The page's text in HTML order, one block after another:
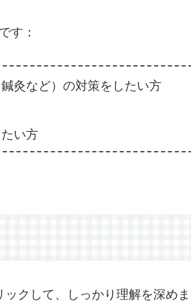
す：
灸など）の対策をしたい方
い方
クして、しっかり理解を深めま